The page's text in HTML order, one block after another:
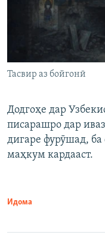
Тасвир аз бойгонӣ
Додгоҳе дар
писарашро дар
дигаре фурӯшад,
маҳкум кардааст.
Идома